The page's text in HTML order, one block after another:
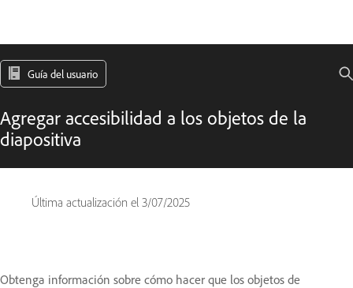
Guía del usuario
Agregar accesibilidad a los objetos de la
diapositiva
Última actualización el 3/07/2025
Obtenga información sobre cómo hacer que los objetos de